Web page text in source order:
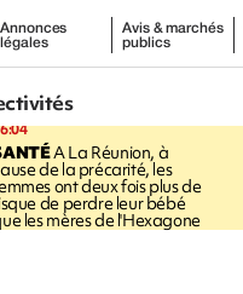
Annonces
légales
Avis & marchés
publics
A La Réunion, à
de la précarité, les
ont deux fois plus de
de perdre leur bébé
les mères de l'Hexagone